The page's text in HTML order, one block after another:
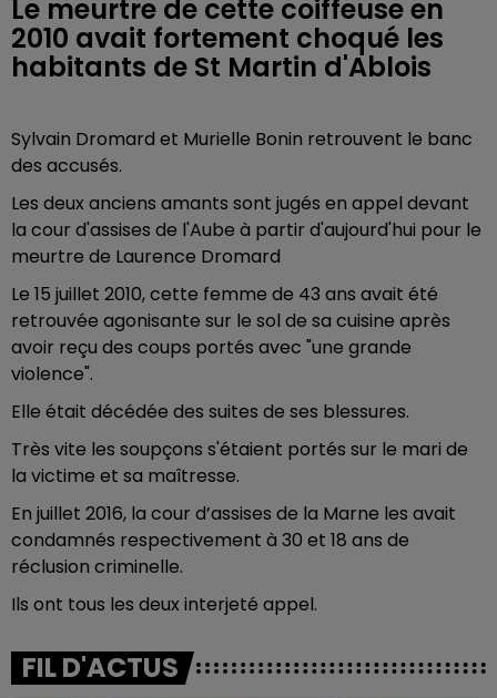
Le meurtre de cette coiffeuse en
2010 avait fortement choqué les
habitants de St Martin d'Ablois
Sylvain Dromard et Murielle Bonin retrouvent le banc
des accusés.
Les deux anciens amants sont jugés en appel devant
la cour d'assises de l'Aube à partir d'aujourd'hui pour le
meurtre de Laurence Dromard
Le 15 juillet 2010, cette femme de 43 ans avait été
retrouvée agonisante sur le sol de sa cuisine après
avoir reçu des coups portés avec "une grande
violence".
Elle était décédée des suites de ses blessures.
Très vite les soupçons s'étaient portés sur le mari de
la victime et sa maîtresse.
En juillet 2016, la cour d’assises de la Marne les avait
condamnés respectivement à 30 et 18 ans de
réclusion criminelle.
Ils ont tous les deux interjeté appel.
FIL D'ACTUS